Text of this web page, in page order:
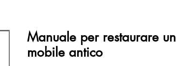
Manuale per restaurare un
mobile antico